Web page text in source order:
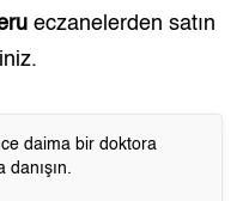
eczanelerden satın
daima bir doktora
danışın.